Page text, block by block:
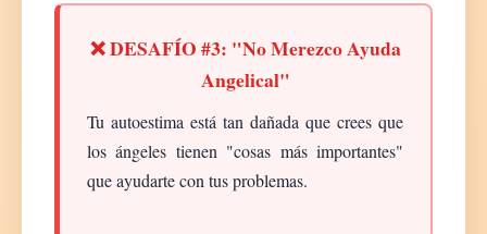
❌ DESAFÍO #3: "No Merezco Ayuda
Angelical"
Tu autoestima está tan dañada que crees que
los ángeles tienen "cosas más importantes"
que ayudarte con tus problemas.